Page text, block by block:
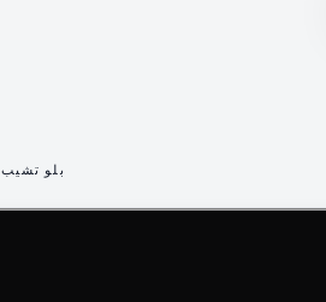
بلو تشيب